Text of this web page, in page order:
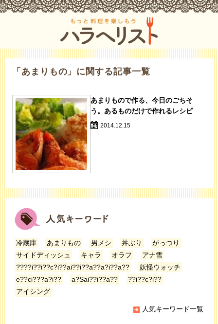
「あまりもの」に関する記事一覧
あまりもので作る、今日のごちそ
う。あるものだけで作れるレシピ
2014.12.15
冷蔵庫 あまりもの 男メシ 丼ぶり
がっつり
サイドディッシュ
キャラ オラフ
アナ雪
????i??i??c?i??ai??i??a??a?i??a??
妖怪ウォッチ
e??ci???a?i??
a?Sai??i??a??
??i??c?i??
アイシング
人気キーワード一覧